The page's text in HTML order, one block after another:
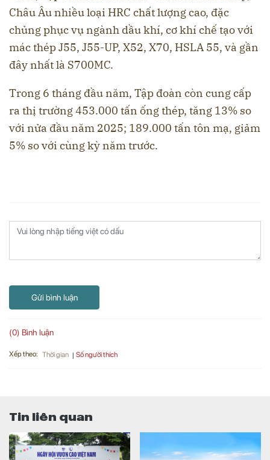
Châu Âu nhiều loại HRC chất lượng cao, đặc
chủng phục vụ ngành dầu khí, cơ khí chế tạo với
mác thép J55, J55-UP, X52, X70, HSLA 55, và gần
đây nhất là S700MC.
Trong 6 tháng đầu năm, Tập đoàn còn cung cấp
ra thị trường 453.000 tấn ống thép, tăng 13% so
với nửa đầu năm 2025; 189.000 tấn tôn mạ, giảm
5% so với cùng kỳ năm trước.
Gửi bình luận
(0) Bình luận
Xếp theo: Thời gian Số người thích
Tin liên quan